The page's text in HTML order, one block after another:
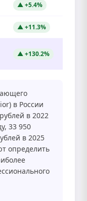
▲ +5.4%
▲ +11.3%
▲ +130.2%
в России
в 2022
33 950
в 2025
определить